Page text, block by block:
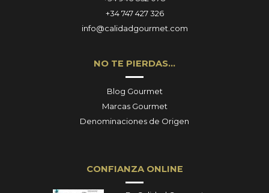
+34 747 427 326
info@calidadgourmet.com
NO TE PIERDAS…
Blog Gourmet
Marcas Gourmet
Denominaciones de Origen
CONFIANZA ONLINE